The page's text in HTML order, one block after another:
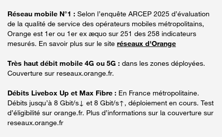
Réseau mobile N°1 : Selon l’enquête ARCEP 2025 d’évaluation
de la qualité de service des opérateurs mobiles métropolitains,
Orange est 1er ou 1er ex æquo sur 251 des 258 indicateurs
mesurés. En savoir plus sur le site réseaux d'Orange
Très haut débit mobile 4G ou 5G : dans les zones déployées.
Couverture sur reseaux.orange.fr.
Débits Livebox Up et Max Fibre : En France métropolitaine.
Débits jusqu’à 8 Gbit/s↓ et 8 Gbit/s↑, déploiement en cours. Test
d’éligibilité sur orange.fr. Plus d’informations sur la couverture sur
reseaux.orange.fr